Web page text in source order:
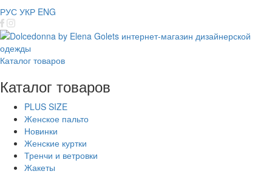
РУС УКР ENG
Каталог товаров
Каталог товаров
PLUS SIZE
Женское пальто
Новинки
Женские куртки
Тренчи и ветровки
Жакеты